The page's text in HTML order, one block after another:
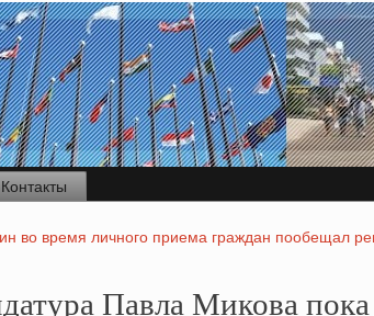
Контакты
во время личного приема граждан пообещал
Павла Микова пока